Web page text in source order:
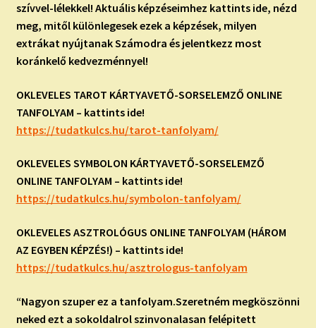
szívvel-lélekkel! Aktuális képzéseimhez kattints ide, nézd
meg, mitől különlegesek ezek a képzések, milyen
extrákat nyújtanak Számodra és jelentkezz most
koránkelő kedvezménnyel!
OKLEVELES TAROT KÁRTYAVETŐ-SORSELEMZŐ ONLINE
TANFOLYAM – kattints ide!
https://tudatkulcs.hu/tarot-tanfolyam/
OKLEVELES SYMBOLON KÁRTYAVETŐ-SORSELEMZŐ
ONLINE TANFOLYAM – kattints ide!
https://tudatkulcs.hu/symbolon-tanfolyam/
OKLEVELES ASZTROLÓGUS ONLINE TANFOLYAM (HÁROM
AZ EGYBEN KÉPZÉS!) – kattints ide!
https://tudatkulcs.hu/asztrologus-tanfolyam
“Nagyon szuper ez a tanfolyam.Szeretném megköszönni
neked ezt a sokoldalrol szinvonalasan felépitett